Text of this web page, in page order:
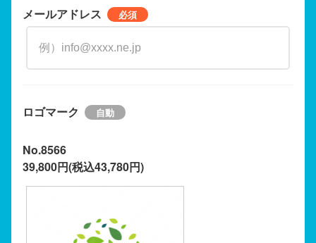
メールアドレス
ロゴマーク
No.8566
39,800円(税込43,780円)